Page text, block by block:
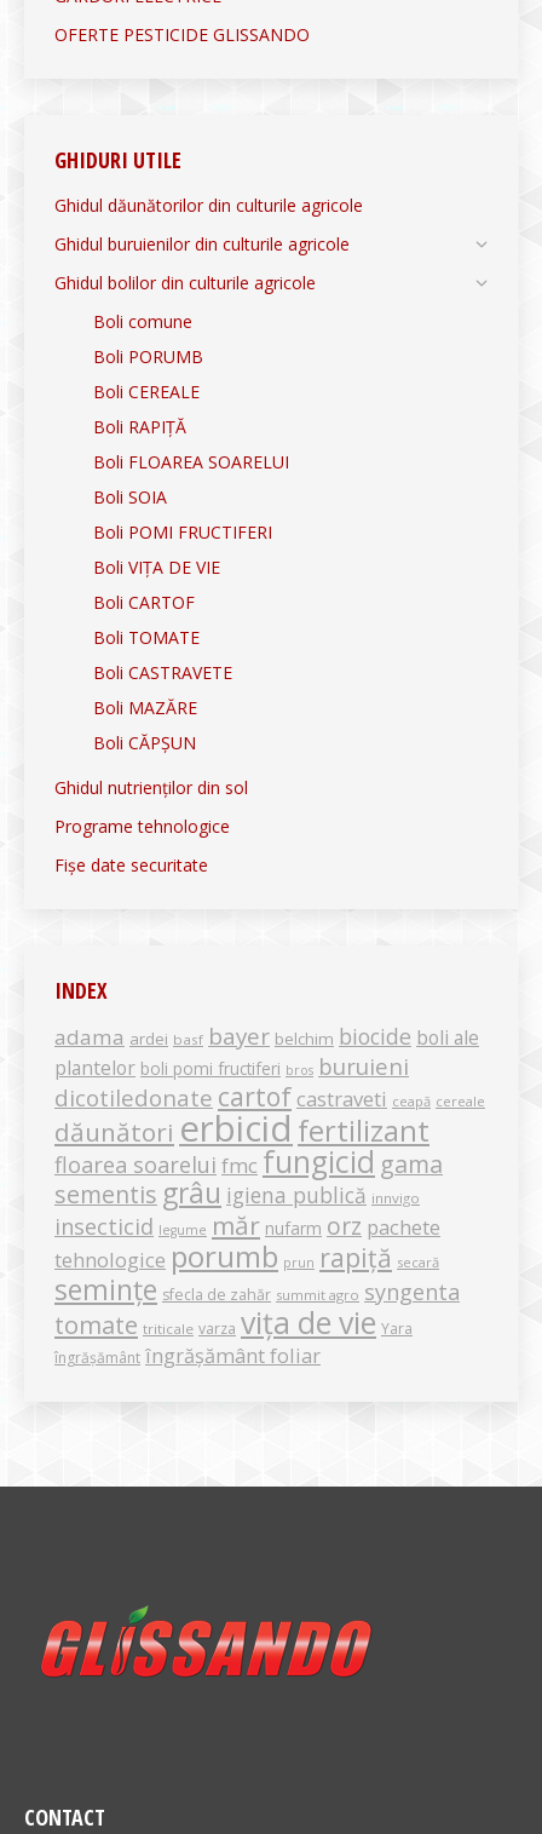
OFERTE PESTICIDE GLISSANDO
GHIDURI UTILE
Ghidul dăunătorilor din culturile agricole
Ghidul buruienilor din culturile agricole
Ghidul bolilor din culturile agricole
Boli comune
Boli PORUMB
Boli CEREALE
Boli RAPIȚĂ
Boli FLOAREA SOARELUI
Boli SOIA
Boli POMI FRUCTIFERI
Boli VIȚA DE VIE
Boli CARTOF
Boli TOMATE
Boli CASTRAVETE
Boli MAZĂRE
Boli CĂPȘUN
Ghidul nutrienților din sol
Programe tehnologice
Fișe date securitate
INDEX
adama ardei basf bayer belchim biocide boli ale
plantelor boli pomi fructiferi bros buruieni
dicotiledonate cartof castraveti ceapă cereale
dăunători erbicid fertilizant
floarea soarelui fmc fungicid gama
sementis grâu igiena publică innvigo
insecticid legume măr nufarm orz pachete
tehnologice porumb prun rapiță secară
semințe sfecla de zahăr summit agro syngenta
tomate triticale varza vița de vie Yara
îngrășământ îngrășământ foliar
CONTACT